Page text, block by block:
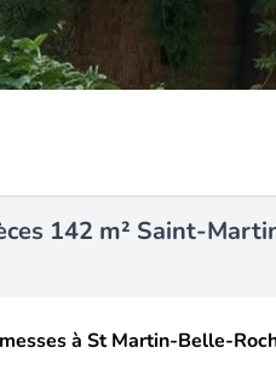
142 m² Saint-
à St Martin-Belle-